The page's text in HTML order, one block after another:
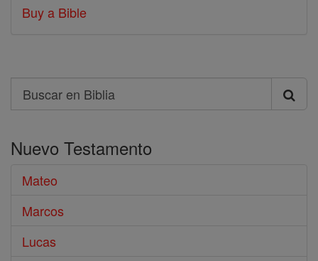
Buy a Bible
Search
Buscar
Biblia
Nuevo Testamento
Mateo
Marcos
Lucas